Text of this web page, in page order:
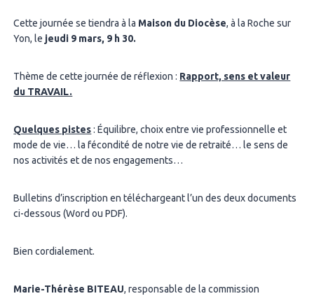
Cette journée se tiendra à la Maison du Diocèse, à la Roche sur
Yon, le jeudi 9 mars, 9 h 30.
Thème de cette journée de réflexion : Rapport, sens et valeur
du TRAVAIL.
Quelques pistes: Équilibre, choix entre vie professionnelle et
mode de vie… la fécondité de notre vie de retraité… le sens de
nos activités et de nos engagements…
Bulletins d’inscription en téléchargeant l’un des deux documents
ci-dessous (Word ou PDF).
Bien cordialement.
Marie-Thérèse BITEAU, responsable de la commission